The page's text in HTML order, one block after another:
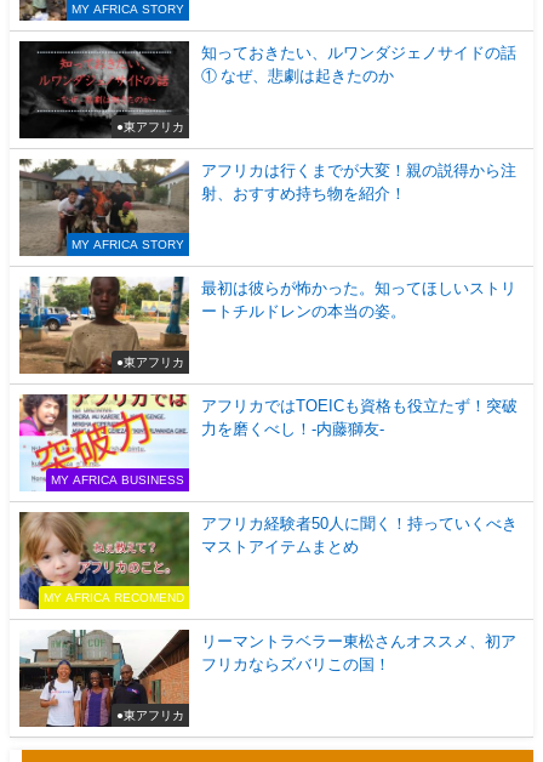
MY AFRICA STORY
●東アフリカ
知っておきたい、ルワンダジェノサイドの話
① なぜ、悲劇は起きたのか
MY AFRICA STORY
アフリカは行くまでが大変！親の説得から注
射、おすすめ持ち物を紹介！
●東アフリカ
最初は彼らが怖かった。知ってほしいストリ
ートチルドレンの本当の姿。
MY AFRICA BUSINESS
アフリカではTOEICも資格も役立たず！突破
力を磨くべし！-内藤獅友-
MY AFRICA RECOMEND
アフリカ経験者50人に聞く！持っていくべき
マストアイテムまとめ
●東アフリカ
リーマントラベラー東松さんオススメ、初ア
フリカならズバリこの国！